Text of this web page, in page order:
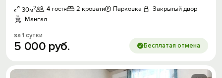
30м2 4 гостя 2 кровати Парковка
Закрытый двор
Мангал
за 1 сутки
5 000 руб. Бесплатая отмена